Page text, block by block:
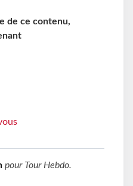
de ce contenu,
pour Tour Hebdo.